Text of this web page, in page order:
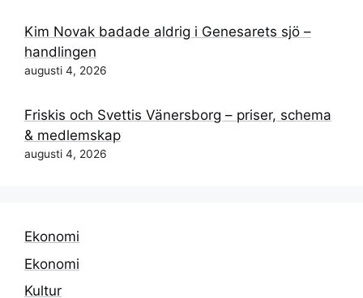
Kim Novak badade aldrig i Genesarets sjö –
handlingen
augusti 4, 2026
Friskis och Svettis Vänersborg – priser, schema
& medlemskap
augusti 4, 2026
Ekonomi
Ekonomi
Kultur